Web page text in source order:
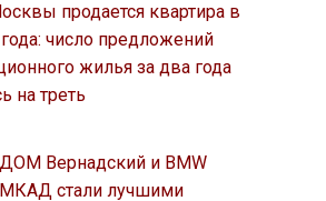
продается квартира в
число предложений
жилья за два года
на треть
Вернадский и BMW
стали лучшими